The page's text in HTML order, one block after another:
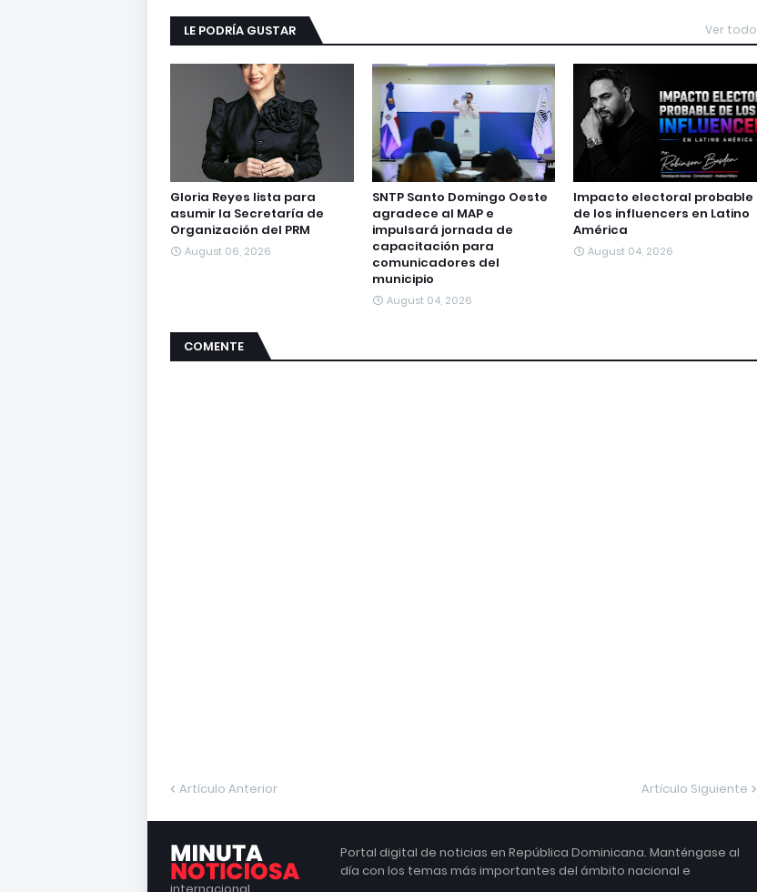
LE PODRÍA GUSTAR Ver todo
Gloria Reyes lista para
asumir la Secretaría de
Organización del PRM
August 06, 2026
SNTP Santo Domingo Oeste
agradece al MAP e
impulsará jornada de
capacitación para
comunicadores del
municipio
August 04, 2026
Impacto electoral probable
de los influencers en Latino
América
August 04, 2026
COMENTE
Artículo Anterior Artículo Siguiente
Portal digital de noticias en República Dominicana. Manténgase al
día con los temas más importantes del ámbito nacional e